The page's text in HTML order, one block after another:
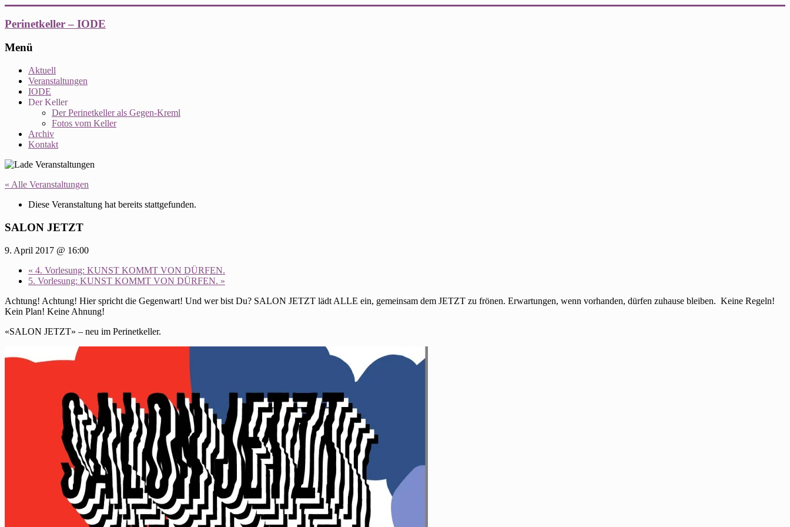
Inhalt
springen
Perinetkeller – IODE
Menü
Aktuell
Veranstaltungen
IODE
Der Keller
Der Perinetkeller als Gegen-Kreml
Fotos vom Keller
Archiv
Kontakt
« Alle Veranstaltungen
Diese Veranstaltung hat bereits stattgefunden.
SALON JETZT
9. April 2017 @ 16:00
« 4. Vorlesung: KUNST KOMMT VON DÜRFEN.
5. Vorlesung: KUNST KOMMT VON DÜRFEN. »
Achtung! Achtung! Hier spricht die Gegenwart! Und wer bist Du? SALON JETZT lädt ALLE ein, gemeinsam dem JETZT zu frönen. Erwartungen, wenn vorhanden, dürfen zuhause bleiben. Keine Regeln!
Kein Plan! Keine Ahnung!
«SALON JETZT» – neu im Perinetkeller.